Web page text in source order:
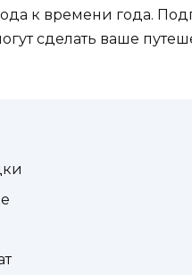
к времени года.
сделать ваше